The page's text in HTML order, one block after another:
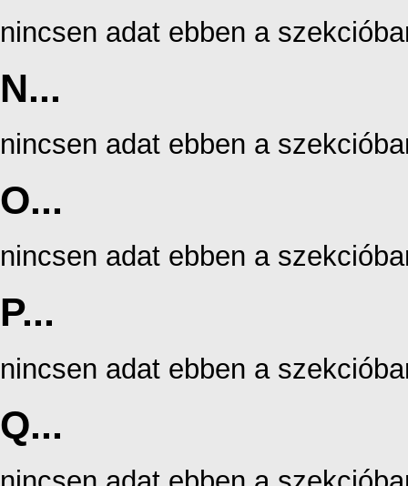
nincsen adat ebben a
N...
nincsen adat ebben a
O...
nincsen adat ebben a
P...
nincsen adat ebben a
Q...